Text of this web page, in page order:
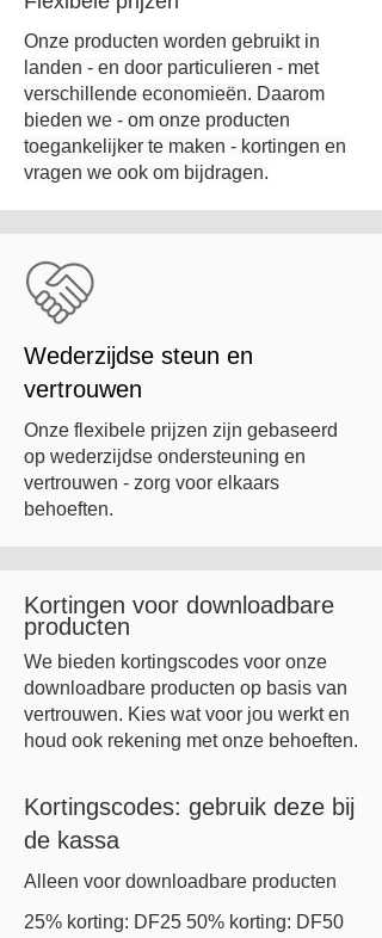
Onze producten worden gebruikt in
landen - en door particulieren - met
verschillende economieën. Daarom
bieden we - om onze producten
toegankelijker te maken - kortingen en
vragen we ook om bijdragen.
Wederzijdse steun en
vertrouwen
Onze flexibele prijzen zijn gebaseerd
op wederzijdse ondersteuning en
vertrouwen - zorg voor elkaars
behoeften.
Kortingen voor downloadbare
producten
We bieden kortingscodes voor onze
downloadbare producten op basis van
vertrouwen. Kies wat voor jou werkt en
houd ook rekening met onze behoeften.
Kortingscodes: gebruik deze bij
de kassa
Alleen voor downloadbare producten
25% korting: DF25 50% korting: DF50